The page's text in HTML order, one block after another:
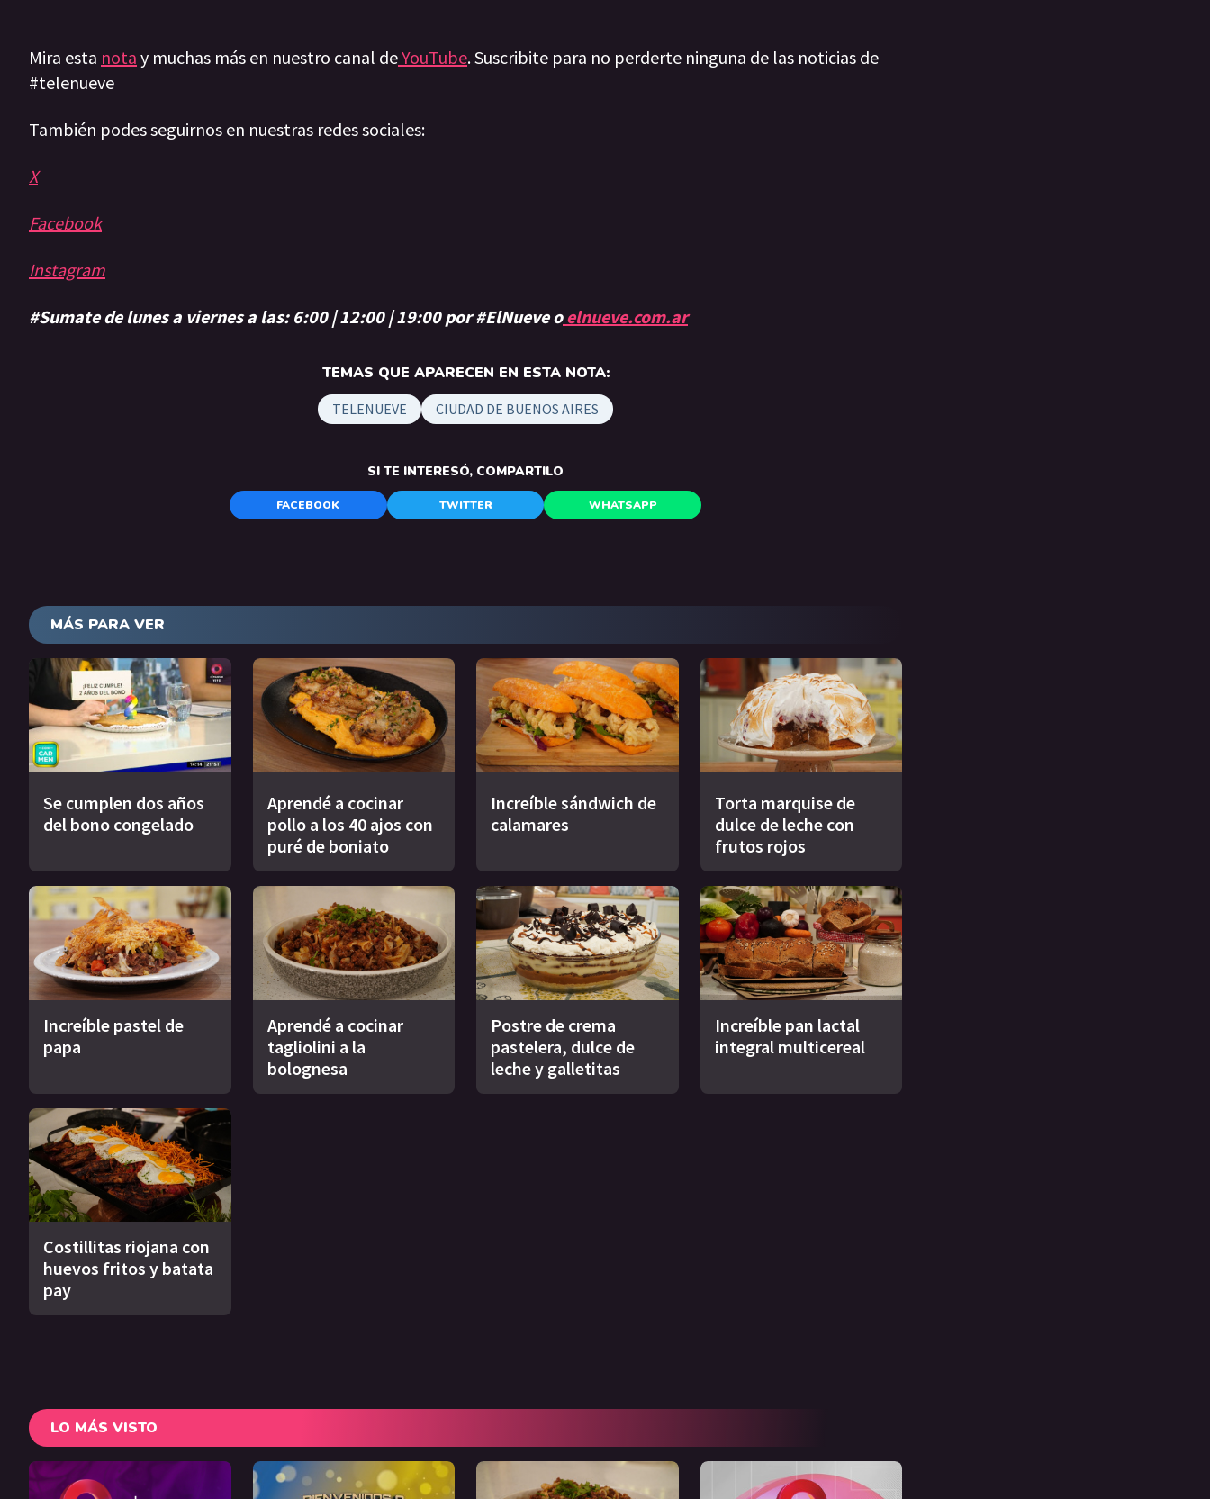
Mira esta nota y muchas más en nuestro canal deYouTube. Suscribite para no perderte ninguna de las noticias de
#telenueve
También podes seguirnos en nuestras redes sociales:
X
Facebook
Instagram
#Sumate de lunes a viernes a las: 6:00 | 12:00 | 19:00 por #ElNueve o elnueve.com.ar
TEMAS QUE APARECEN EN ESTA NOTA:
TELENUEVE CIUDAD DE BUENOS AIRES
SI TE INTERESÓ, COMPARTILO
FACEBOOK TWITTER WHATSAPP
MÁS PARA VER
Se cumplen dos años
del bono congelado
Aprendé a cocinar
pollo a los 40 ajos con
puré de boniato
Increíble sándwich de
calamares
Torta marquise de
dulce de leche con
frutos rojos
Increíble pastel de
papa
Aprendé a cocinar
tagliolini a la
bolognesa
Postre de crema
pastelera, dulce de
leche y galletitas
Increíble pan lactal
integral multicereal
Costillitas riojana con
huevos fritos y batata
pay
LO MÁS VISTO